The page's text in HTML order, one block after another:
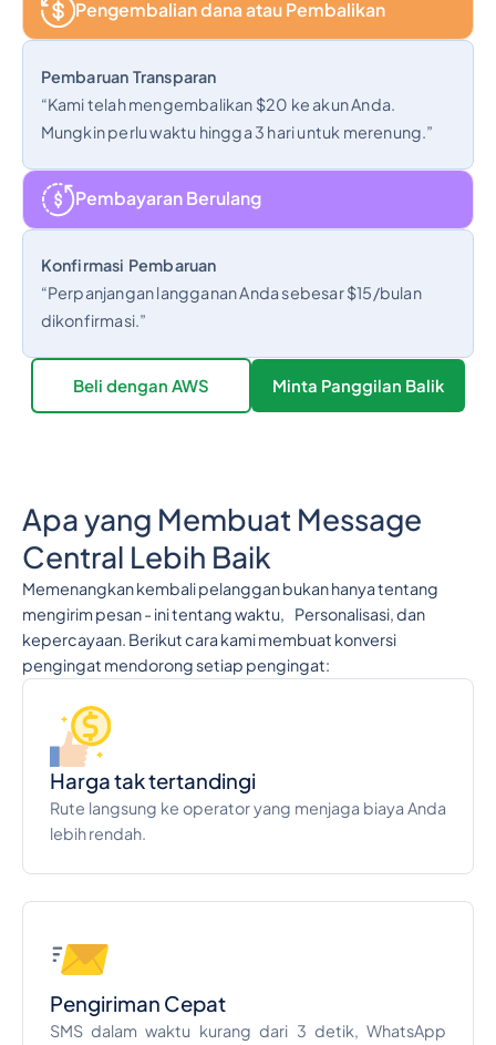
Pengembalian dana atau Pembalikan
Pembaruan Transparan
“Kami telah mengembalikan $20 ke akun Anda.
Mungkin perlu waktu hingga 3 hari untuk merenung.”
Pembayaran Berulang
Konfirmasi Pembaruan
“Perpanjangan langganan Anda sebesar $15/bulan
dikonfirmasi.”
Beli dengan AWS Minta Panggilan Balik
Apa yang Membuat Message
Central Lebih Baik
Memenangkan kembali pelanggan bukan hanya tentang
mengirim pesan - ini tentang waktu, Personalisasi, dan
kepercayaan. Berikut cara kami membuat konversi
pengingat mendorong setiap pengingat:
Harga tak tertandingi
Rute langsung ke operator yang menjaga biaya Anda
lebih rendah.
Pengiriman Cepat
SMS dalam waktu kurang dari 3 detik, WhatsApp